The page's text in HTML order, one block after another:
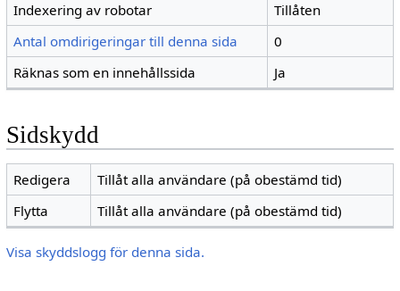
Indexering av robotar
Tillåten
Antal omdirigeringar till denna sida
0
Räknas som en innehållssida
Ja
Sidskydd
Redigera
Tillåt alla användare (på obestämd tid)
Flytta
Tillåt alla användare (på obestämd tid)
Visa skyddslogg för denna sida.